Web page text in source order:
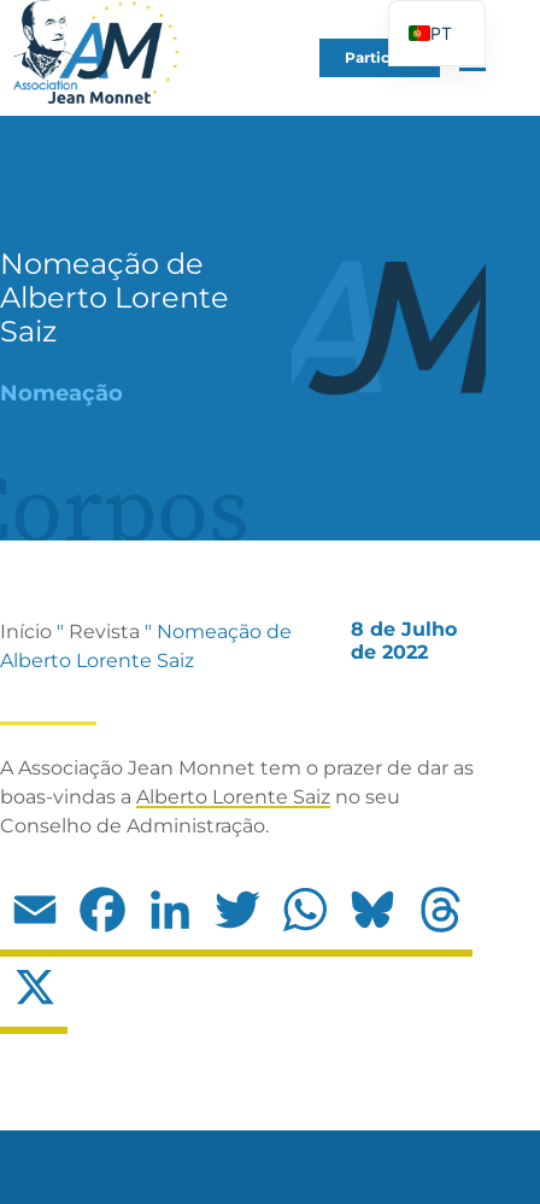
Participe
Nomeação de
Alberto Lorente
Saiz
Nomeação
Início " Revista " Nomeação de
Alberto Lorente Saiz
8 de Julho
de 2022
A Associação Jean Monnet tem o prazer de dar as
boas-vindas a Alberto Lorente Saiz no seu
Conselho de Administração.
Email Facebook LinkedIn Twitter WhatsApp Bluesky
PT
FR
EN
UK